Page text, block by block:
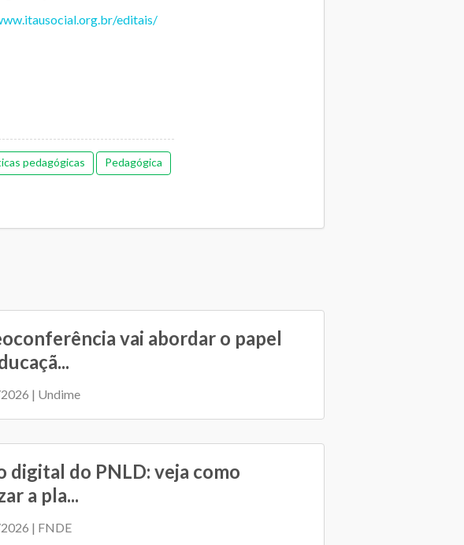
editais/
pedagógicas Pedagógica
vai abordar o papel
| Undime
digital do PNLD: veja como
a pla...
| FNDE